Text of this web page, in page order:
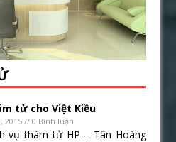
tử cho Việt Kiều
2015 // 0 Bình luận
vụ thám tử HP – Tân Hoàng